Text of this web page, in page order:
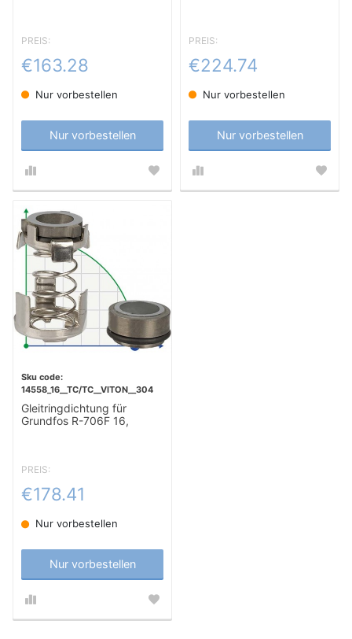
PREIS:
€163.28
Nur vorbestellen
Nur vorbestellen
PREIS:
€224.74
Nur vorbestellen
Nur vorbestellen
14558_16__TC/TC__VITON__304
Gleitringdichtung für
Grundfos R-706F 16,
PREIS:
€178.41
Nur vorbestellen
Nur vorbestellen